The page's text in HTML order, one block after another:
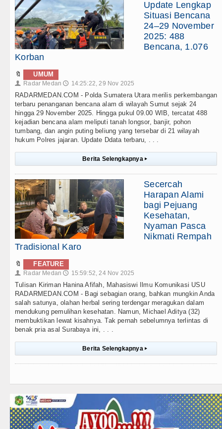
Update Lengkap
Situasi Bencana
24–29 November
2025: 488
Bencana, 1.076
Korban
🔖 UMUM
👤 Radar Medan 🕔 14:25:22, 29 Nov 2025
RADARMEDAN.COM - Polda Sumatera Utara merilis perkembangan
terbaru penanganan bencana alam di wilayah Sumut sejak 24
hingga 29 November 2025. Hingga pukul 09.00 WIB, tercatat 488
kejadian bencana alam meliputi tanah longsor, banjir, pohon
tumbang, dan angin puting beliung yang tersebar di 21 wilayah
hukum Polres jajaran. Update Ddata terbaru, . . .
Berita Selengkapnya ▸
Secercah
Harapan Alami
bagi Pejuang
Kesehatan,
Nyaman Pasca
Nikmati Rempah
Tradisional Karo
🔖 FEATURE
👤 Radar Medan 🕔 15:59:52, 24 Nov 2025
Tulisan Kiriman Hanina Afifah, Mahasiswi Ilmu Komunikasi USU
RADARMEDAN.COM - Bagi sebagian orang, bahkan mungkin Anda
salah satunya, olahan herbal sering terdengar meragukan dalam
mendukung pemulihan kesehatan. Namun, Michael Aditya (32)
membuktikan lewat kisahnya. Tak pernah sebelumnya terlintas di
benak pria asal Surabaya ini, . . .
Berita Selengkapnya ▸